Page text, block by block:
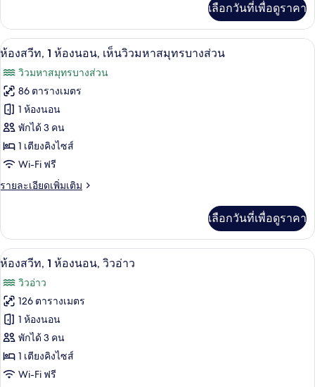
คิง
ไซส์
1
เตียง,
เห็น
วิว
มหาสมุทร
บาง
ส่วน
เกี่ยว
กับ
ห้อง
เนียร์
สวี
ท,
เตียง
คิง
ไซส์
เตียง,
วิว
ส่วน
เลือกวันที่เพื่อดูราคา
เปิด
ภาพถ่าย
ทั้งหมด
ของ
ห้อง
สวีท,
1
ห้อง
เห็น
วิว
มหาสมุทร
บาง
ส่วน
เครื่องนอนระดับพรีเมียม, มินิบาร์, ตู้นิ
3
ห้องสวีท, 1 ห้องนอน, เห็นวิวมหาสมุทรบางส่วน
วิวมหาสมุทรบางส่วน
86 ตารางเมตร
1 ห้องนอน
พักได้ 3 คน
1 เตียงคิงไซส์
Wi-Fi ฟรี
รายละเอียดเพิ่มเติม
ราย
เกี่ยว
กับ
ห้อง
ท,
ห้อง
นอน,
เห็น
วิว
มหาสมุทร
บาง
เลือกวันที่เพื่อดูราคา
เปิด
ภาพถ่าย
ทั้งหมด
ของ
ห้อง
สวีท,
1
ห้องสวีท, 1 ห้องนอน, วิวอ่าว | เครื่อง
3
ห้องสวีท, 1 ห้องนอน, วิวอ่าว
วิวอ่าว
126 ตารางเมตร
1 ห้องนอน
พักได้ 3 คน
1 เตียงคิงไซส์
Wi-Fi ฟรี